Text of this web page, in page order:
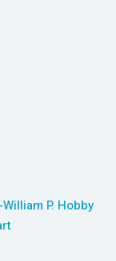
P. Hobby